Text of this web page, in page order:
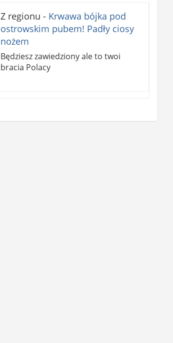
Z regionu - Krwawa bójka pod
ostrowskim pubem! Padły ciosy
nożem
Będziesz zawiedziony ale to twoi
bracia Polacy